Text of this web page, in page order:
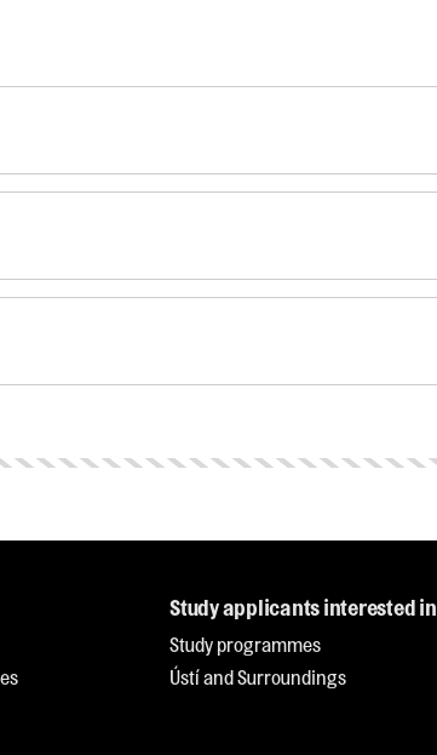
Study applicants interested in
Study programmes
Ústí and Surroundings